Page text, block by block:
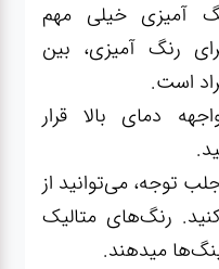
آمیزی خیلی مهم
رنگ آمیزی، بین
دمای بالا قرار
توجه، می‌توانید از
رنگ‌های متالیک
میدهند.